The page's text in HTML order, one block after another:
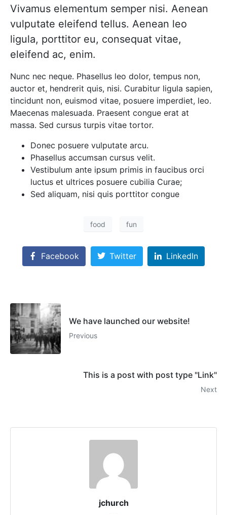
Vivamus elementum semper nisi. Aenean
vulputate eleifend tellus. Aenean leo
ligula, porttitor eu, consequat vitae,
eleifend ac, enim.
Nunc nec neque. Phasellus leo dolor, tempus non,
auctor et, hendrerit quis, nisi. Curabitur ligula sapien,
tincidunt non, euismod vitae, posuere imperdiet, leo.
Maecenas malesuada. Praesent congue erat at
massa. Sed cursus turpis vitae tortor.
Donec posuere vulputate arcu.
Phasellus accumsan cursus velit.
Vestibulum ante ipsum primis in faucibus orci
luctus et ultrices posuere cubilia Curae;
Sed aliquam, nisi quis porttitor congue
food fun
Facebook Twitter LinkedIn
We have launched our website!
Previous
This is a post with post type "Link"
Next
jchurch